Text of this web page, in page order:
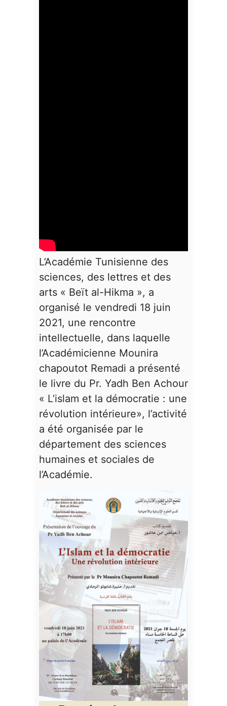
L’Académie Tunisienne des
sciences, des lettres et des
arts « Beït al-Hikma », a
organisé le vendredi 18 juin
2021, une rencontre
intellectuelle, dans laquelle
l’Académicienne Mounira
chapoutot Remadi a présenté
le livre du Pr. Yadh Ben Achour
« L’islam et la démocratie : une
révolution intérieure», l’activité
a été organisée par le
département des sciences
humaines et sociales de
l’Académie.